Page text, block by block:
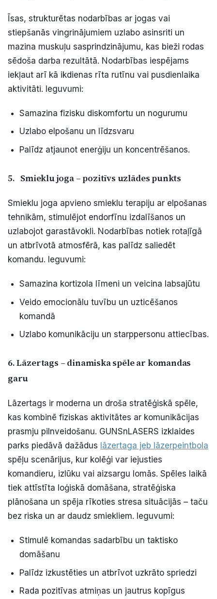
Īsas, strukturētas nodarbības ar jogas vai
stiepšanās vingrinājumiem uzlabo asinsriti un
mazina muskuļu sasprindzinājumu, kas bieži rodas
sēdoša darba rezultātā. Nodarbības iespējams
iekļaut arī kā ikdienas rīta rutīnu vai pusdienlaika
aktivitāti. Ieguvumi:
Samazina fizisku diskomfortu un nogurumu
Uzlabo elpošanu un līdzsvaru
Palīdz atjaunot enerģiju un koncentrēšanos.
5. Smieklu joga – pozitīvs uzlādes punkts
Smieklu joga apvieno smieklu terapiju ar elpošanas
tehnikām, stimulējot endorfīnu izdalīšanos un
uzlabojot garastāvokli. Nodarbības notiek rotaļīgā
un atbrīvotā atmosfērā, kas palīdz saliedēt
komandu. Ieguvumi:
Samazina kortizola līmeni un veicina labsajūtu
Veido emocionālu tuvību un uzticēšanos
komandā
Uzlabo komunikāciju un starppersonu attiecības.
6.Lāzertags – dinamiska spēle ar komandas
garu
Lāzertags ir moderna un droša stratēģiskā spēle,
kas kombinē fiziskas aktivitātes ar komunikācijas
prasmju pilnveidošanu. GUNSnLASERS izklaides
parks piedāvā dažādus lāzertaga jeb lāzerpeintbola
spēļu scenārijus, kur kolēģi var iejusties
komandieru, izlūku vai aizsargu lomās. Spēles laikā
tiek attīstīta loģiskā domāšana, stratēģiska
plānošana un spēja rīkoties stresa situācijās – taču
bez riska un ar daudz smiekliem. Ieguvumi:
Stimulē komandas sadarbību un taktisko
domāšanu
Palīdz izkustēties un atbrīvot uzkrāto spriedzi
Rada pozitīvas atmiņas un jautrus kopīgus